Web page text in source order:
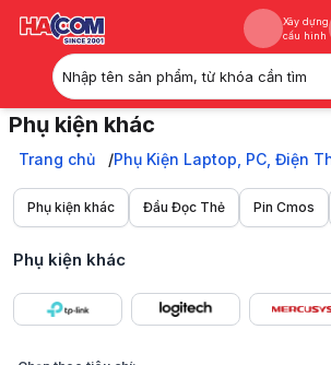
Xây dựng
cấu hình
Nhập tên sản phẩm, từ khóa cần tìm
Xây dựng
Phụ kiện khác
Trang chủ
Phụ kiện khác
Trang chủ Phụ Kiện Laptop, PC, Điện
Phụ kiện khác Đầu Đọc Thẻ Pin Cmos
Phụ kiện khác